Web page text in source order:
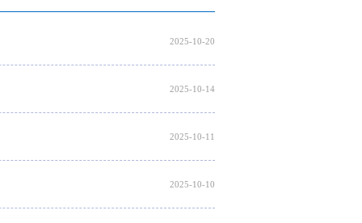
2025-10-20
2025-10-14
2025-10-11
2025-10-10